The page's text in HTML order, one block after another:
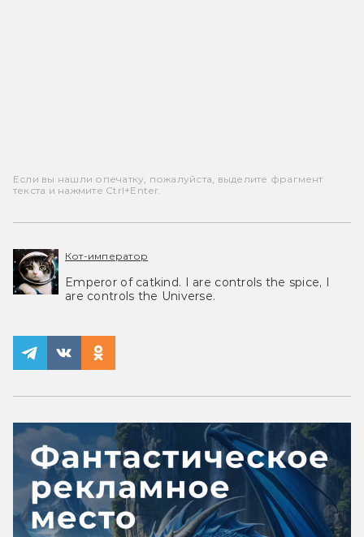
Если вы нашли опечатку, пожалуйста, выделите фрагмент
текста и нажмите Ctrl+Enter.
Кот-император
Emperor of catkind. I are controls the spice, I
are controls the Universe.